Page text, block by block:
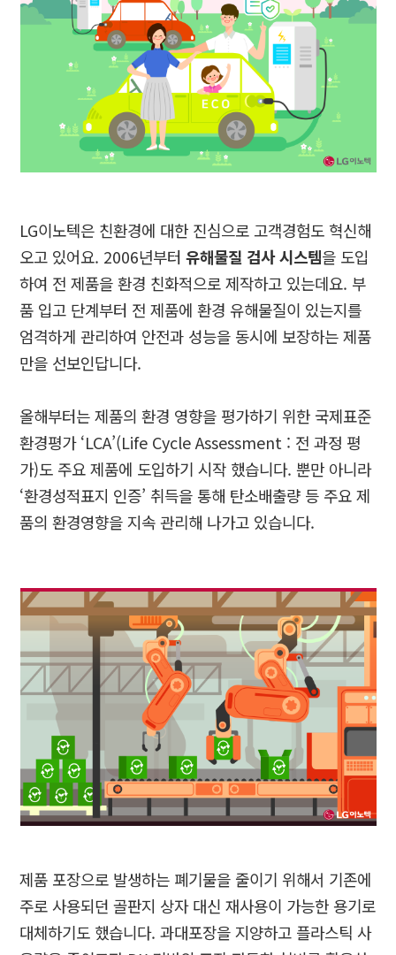
LG이노텍은 친환경에 대한 진심으로 고객경험도 혁신해
오고 있어요. 2006년부터유해물질 검사 시스템을 도입
하여 전 제품을 환경 친화적으로 제작하고 있는데요. 부
품 입고 단계부터 전 제품에 환경 유해물질이 있는지를
엄격하게 관리하여 안전과 성능을 동시에 보장하는 제품
만을 선보인답니다.
올해부터는 제품의 환경 영향을 평가하기 위한 국제표준
환경평가‘LCA’(Life Cycle Assessment : 전 과정 평
가)도 주요 제품에 도입하기 시작 했습니다.뿐만 아니라
‘환경성적표지 인증’ 취득을 통해 탄소배출량 등 주요 제
품의 환경영향을 지속 관리해 나가고 있습니다.
제품 포장으로 발생하는 폐기물을 줄이기 위해서 기존에
주로 사용되던 골판지 상자 대신 재사용이 가능한 용기로
대체하기도 했습니다.과대포장을 지양하고 플라스틱 사